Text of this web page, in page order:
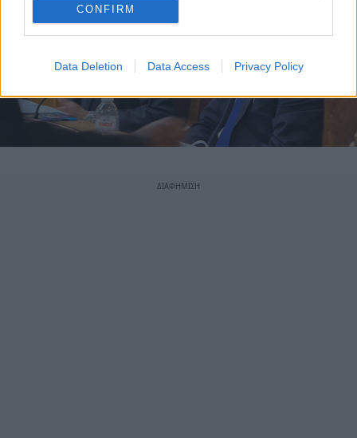
CONFIRM
Data Deletion Data Access Privacy Policy